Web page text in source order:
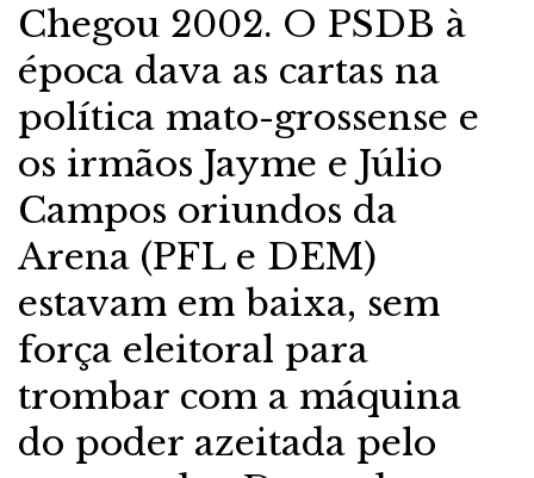
Chegou 2002. O PSDB à
época dava as cartas na
política mato-grossense e
os irmãos Jayme e Júlio
Campos oriundos da
Arena (PFL e DEM)
estavam em baixa, sem
força eleitoral para
trombar com a máquina
do poder azeitada pelo